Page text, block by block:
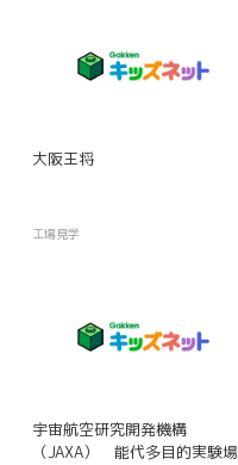
大阪王将
工場見学
宇宙航空研究開発機構
（JAXA） 能代多目的実験場